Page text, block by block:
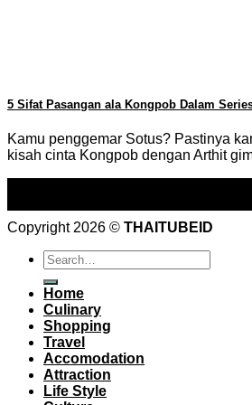
5 Sifat Pasangan ala Kongpob Dalam
Kamu penggemar Sotus? Pastinya
kisah cinta Kongpob dengan Arthit
Copyright 2026 © THAITUBEID
Home
Culinary
Shopping
Travel
Accomodation
Attraction
Life Style